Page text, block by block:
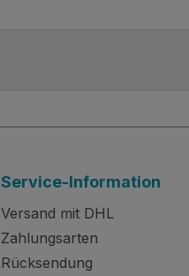
Service-Information
Versand mit DHL
Zahlungsarten
Rücksendung